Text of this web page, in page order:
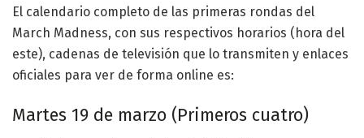
El calendario completo de las primeras rondas del
March Madness, con sus respectivos horarios (hora del
este), cadenas de televisión que lo transmiten y enlaces
oficiales para ver de forma online es:
Martes 19 de marzo (Primeros cuatro)